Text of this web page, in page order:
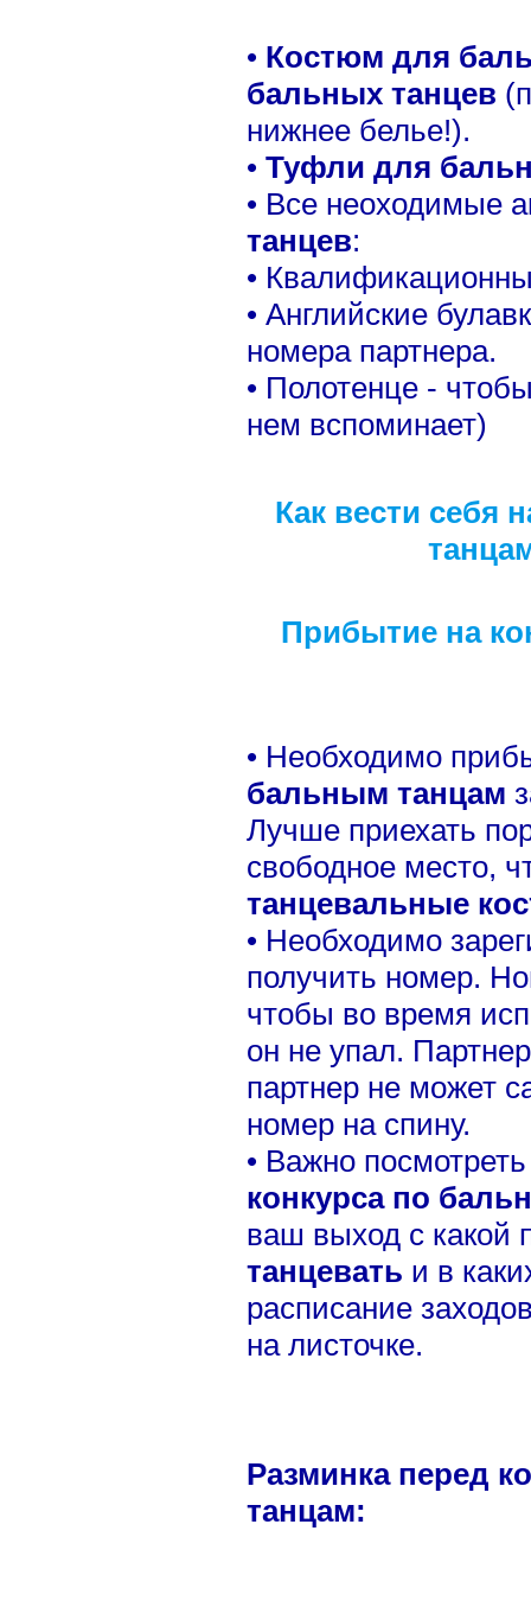
• Костюм для
бальных танцев
нижнее белье!).
• Туфли для
• Все неоходимые
танцев:
•
• Английские
номера партнера.
• Полотенце -
нем вспоминает)
Как вести себя
Прибытие на
• Необходимо
бальным танцам
Лучше приехать
свободное место,
танцевальные
• Необходимо
получить номер.
чтобы во время
он не упал.
партнер не может
номер на спину.
• Важно
конкурса по
ваш выход с какой
танцевать и в
расписание
на листочке.
Разминка перед
танцам: